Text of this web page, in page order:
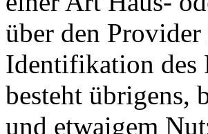
über den
Identifikation des
besteht übrigens,
und etwaigem